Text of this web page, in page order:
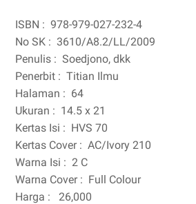
ISBN : 978-979-027-232-4
No SK : 3610/A8.2/LL/2009
Penulis : Soedjono, dkk
Penerbit : Titian Ilmu
Halaman : 64
Ukuran : 14.5 x 21
Kertas Isi : HVS 70
Kertas Cover : AC/Ivory 210
Warna Isi : 2 C
Warna Cover : Full Colour
Harga :
26,000